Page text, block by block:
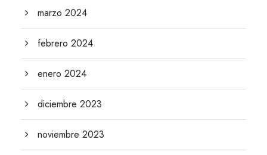
marzo 2024
febrero 2024
enero 2024
diciembre 2023
noviembre 2023